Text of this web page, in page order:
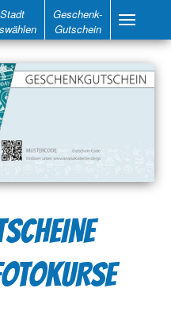
Stadt
Geschenk-
Gutschein